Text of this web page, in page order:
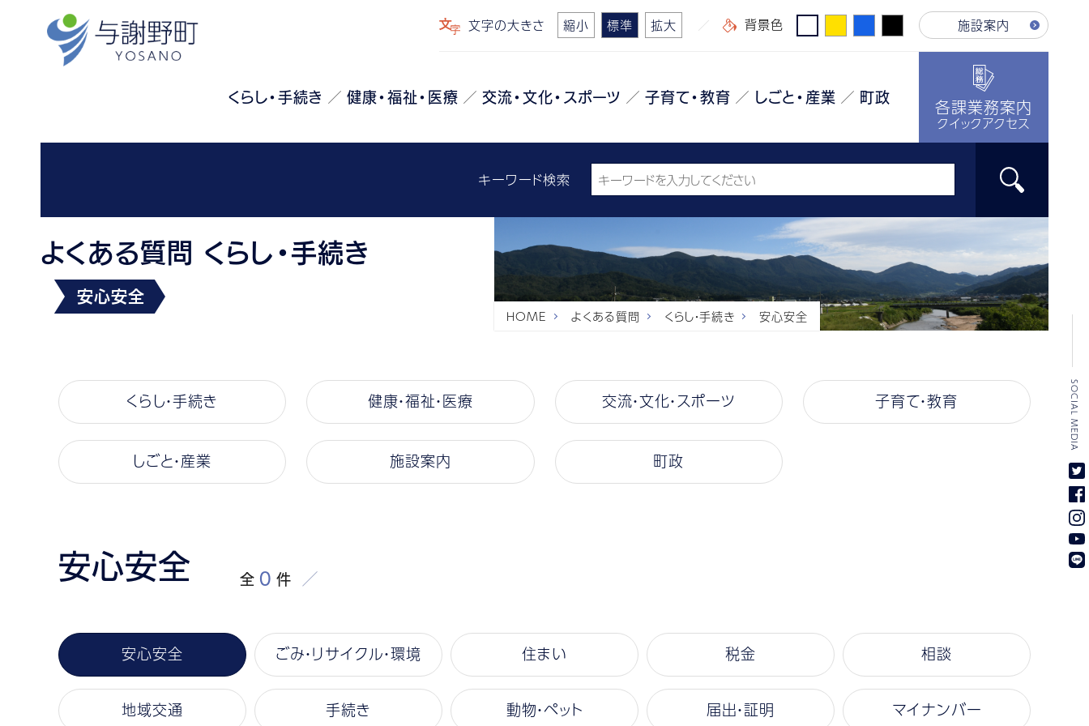
文字の大きさ 縮小 標準 拡大 背景色 施設案内
くらし・手続き 健康・福祉・医療 交流・文化・スポーツ 子育て・教育 しごと・産業 町政 各課業務案内
クイックアクセス
キーワード検索
よくある質問 くらし・手続き
安心安全
HOME よくある質問 くらし・手続き 安心安全
くらし・手続き 健康・福祉・医療 交流・文化・スポーツ 子育て・教育
しごと・産業 施設案内 町政
安心安全 全 0 件
安心安全 ごみ・リサイクル・環境 住まい 税金 相談
地域交通 手続き 動物・ペット 届出・証明 マイナンバー
SOCIAL MEDIA